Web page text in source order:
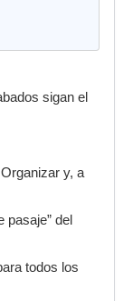
sigan el
y, a
pasaje” del
todos los